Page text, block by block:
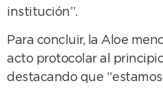
institución”.
Para concluir, la Aloe
acto protocolar al
destacando que